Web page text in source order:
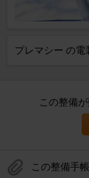
プレマシー の電
この整備
この整備手